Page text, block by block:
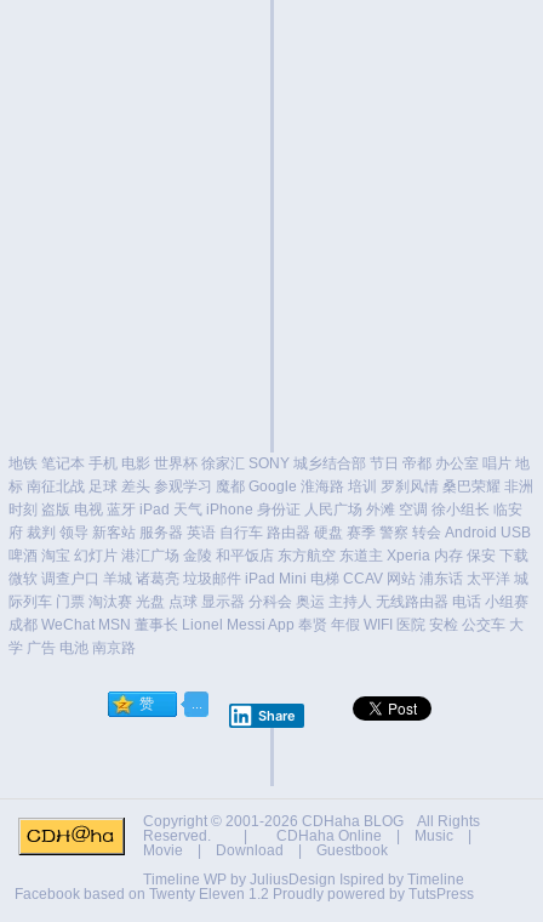
地铁 笔记本 手机 电影 世界杯 徐家汇 SONY 城乡结合部 节日 帝都 办公室 唱片 地
标 南征北战 足球 差头 参观学习 魔都 Google 淮海路 培训 罗刹风情 桑巴荣耀 非洲
时刻 盗版 电视 蓝牙 iPad 天气 iPhone 身份证 人民广场 外滩 空调 徐小组长 临安
府 裁判 领导 新客站 服务器 英语 自行车 路由器 硬盘 赛季 警察 转会 Android USB
啤酒 淘宝 幻灯片 港汇广场 金陵 和平饭店 东方航空 东道主 Xperia 内存 保安 下载
微软 调查户口 羊城 诸葛亮 垃圾邮件 iPad Mini 电梯 CCAV 网站 浦东话 太平洋 城
际列车 门票 淘汰赛 光盘 点球 显示器 分科会 奥运 主持人 无线路由器 电话 小组赛
成都 WeChat MSN 董事长 Lionel Messi App 奉贤 年假 WIFI 医院 安检 公交车 大
学 广告 电池 南京路
Share
Copyright © 2001-2026 CDHaha BLOG All Rights
Reserved. | CDHaha Online | Music |
Movie | Download | Guestbook
Timeline WP by JuliusDesign Ispired by Timeline
Facebook based on Twenty Eleven 1.2 Proudly powered by TutsPress